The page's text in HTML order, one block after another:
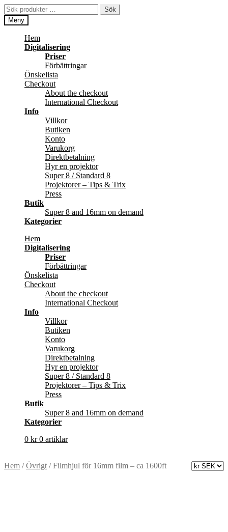
Hoppa
till
navigering
Hoppa
till
innehåll
Sök
efter:
Sök
Meny
Hem
Digitalisering
Priser
Förbättringar
Önskelista
Checkout
About the checkout
International Checkout
Info
Villkor
Butiken
Konto
Varukorg
Direktbetalning
Hyr en projektor
Super 8 / Standard 8
Projektorer – Tips & Trix
Press
Butik
Super 8 and 16mm on demand
Kategorier
Hem
Digitalisering
Priser
Förbättringar
Önskelista
Checkout
About the checkout
International Checkout
Info
Villkor
Butiken
Konto
Varukorg
Direktbetalning
Hyr en projektor
Super 8 / Standard 8
Projektorer – Tips & Trix
Press
Butik
Super 8 and 16mm on demand
Kategorier
0 kr 0 artiklar
Hem /Övrigt /Filmhjul för 16mm film – ca 1600ft